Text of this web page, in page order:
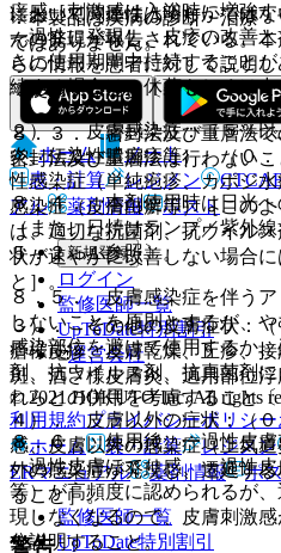
において関連性は明らかでは
んの発現が報告されている。
らの情報を患者に対して説明
で使用すること〔１５．１、１
８．３． 密封法及び重層法で
密封法及び重層法は行わないこ
８．４． 本剤使用時は日光へ
（また、日焼けランプ／紫外
５．２．１参照〕。
８．５． 皮膚感染症を伴うア
しないことを原則とするが、
感染部位を避けて使用するか
剤、抗ウイルス剤、抗真菌剤
れらとの併用を考慮すること〔
８．６． 使用後、一過性皮膚
一過性皮膚ほてり感、一過性
等）が高頻度に認められるが
現しなくなるので、皮膚刺激
分説明すること。
痒感［刺激感は入浴時に増強
一過性に発現し、皮疹の改善
きに使用期間中持続すること
続する場合は、休薬もしくは
２）． 皮膚感染症：（５％以
炎、伝染性膿痂疹等）、（０
性感染症（単純疱疹、カポジ
感染症（皮膚白癬等）［この
は、適切な抗菌剤、抗ウイル
状が速やかに改善しない場合
と］。
３）． その他の皮膚症状：
瘡様皮疹、皮膚乾燥、丘疹、
斑、酒さ様皮膚炎、適用部位浮
４）． 皮膚以外の症状：（０
感、皮膚以外の感染症（上気
外の感染症が発現し、遷延す
ること］。
警告
※本製品は疾病の診断・治療
ではありません。
ホーム
ノート
表・計算
レジメン
アル
薬剤情報 ポスト
新規登録
ログイン
監修医師一覧
UpToDate特別割引
運営会社
© 2021 HOKUTO Inc. All rights
利用規約プライバシーポリシー
ホーム
表・計算 レジメン
ERマニュアル
薬剤情報 ポ
監修医師一覧
UpToDate特別割引